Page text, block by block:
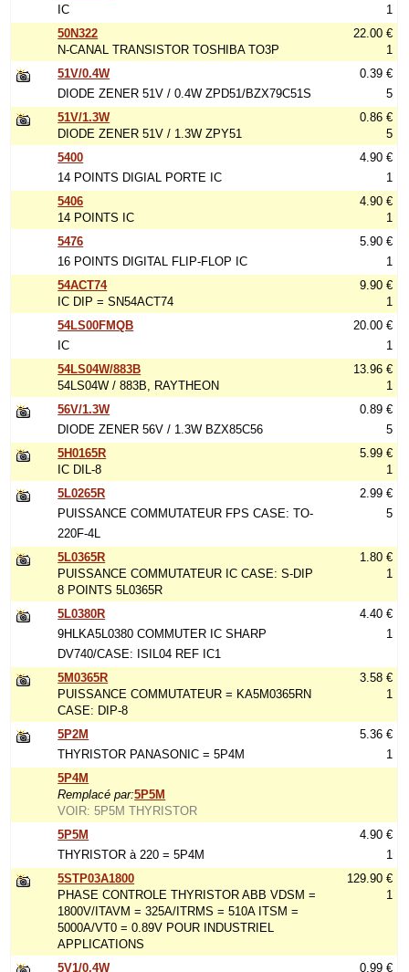
IC
1
50N322
N-CANAL TRANSISTOR TOSHIBA TO3P
22.00 €
1
51V/0.4W
DIODE ZENER 51V / 0.4W ZPD51/BZX79C51S
0.39 €
5
51V/1.3W
DIODE ZENER 51V / 1.3W ZPY51
0.86 €
5
5400
14 POINTS DIGIAL PORTE IC
4.90 €
1
5406
14 POINTS IC
4.90 €
1
5476
16 POINTS DIGITAL FLIP-FLOP IC
5.90 €
1
54ACT74
IC DIP = SN54ACT74
9.90 €
1
54LS00FMQB
IC
20.00 €
1
54LS04W/883B
54LS04W / 883B, RAYTHEON
13.96 €
1
56V/1.3W
DIODE ZENER 56V / 1.3W BZX85C56
0.89 €
5
5H0165R
IC DIL-8
5.99 €
1
5L0265R
PUISSANCE COMMUTATEUR FPS CASE: TO-
220F-4L
2.99 €
5
5L0365R
PUISSANCE COMMUTATEUR IC CASE: S-DIP
8 POINTS 5L0365R
1.80 €
1
5L0380R
9HLKA5L0380 COMMUTER IC SHARP
DV740/CASE: ISIL04 REF IC1
4.40 €
1
5M0365R
PUISSANCE COMMUTATEUR = KA5M0365RN
CASE: DIP-8
3.58 €
1
5P2M
THYRISTOR PANASONIC = 5P4M
5.36 €
1
5P4M
Remplacé par:5P5M
VOIR: 5P5M THYRISTOR
5P5M
THYRISTOR à 220 = 5P4M
4.90 €
1
5STP03A1800
PHASE CONTROLE THYRISTOR ABB VDSM =
1800V/ITAVM = 325A/ITRMS = 510A ITSM =
5000A/VT0 = 0.89V POUR INDUSTRIEL
APPLICATIONS
129.90 €
1
5V1/0.4W 0.99 €